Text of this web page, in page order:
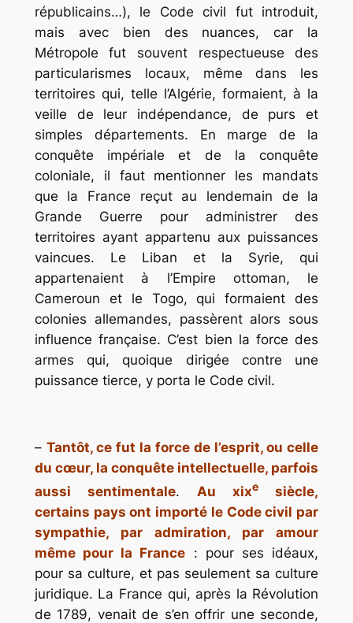
républicains…), le Code civil fut introduit,
mais avec bien des nuances, car la
Métropole fut souvent respectueuse des
particularismes locaux, même dans les
territoires qui, telle l’Algérie, formaient, à la
veille de leur indépendance, de purs et
simples départements. En marge de la
conquête impériale et de la conquête
coloniale, il faut mentionner les mandats
que la France reçut au lendemain de la
Grande Guerre pour administrer des
territoires ayant appartenu aux puissances
vaincues. Le Liban et la Syrie, qui
appartenaient à l’Empire ottoman, le
Cameroun et le Togo, qui formaient des
colonies allemandes, passèrent alors sous
influence française. C’est bien la force des
armes qui, quoique dirigée contre une
puissance tierce, y porta le Code civil.
– Tantôt, ce fut la force de l’esprit, ou celle
du cœur, la conquête intellectuelle, parfois
aussi sentimentale. Auxixe siècle,
certains pays ont importé le Code civil par
sympathie, par admiration, par amour
même pour la France : pour ses idéaux,
pour sa culture, et pas seulement sa culture
juridique. La France qui, après la Révolution
de 1789, venait de s’en offrir une seconde,